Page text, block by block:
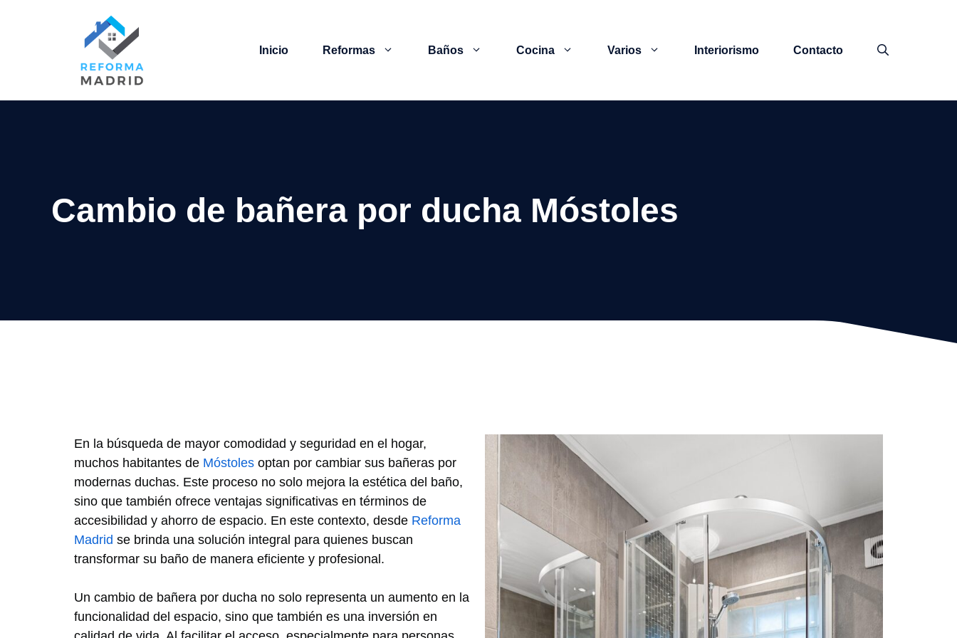
Inicio Reformas Baños Cocina Varios Interiorismo Contacto
Cambio de bañera por ducha Móstoles
En la búsqueda de mayor comodidad y seguridad en el hogar,
muchos habitantes de Móstoles optan por cambiar sus bañeras por
modernas duchas. Este proceso no solo mejora la estética del baño,
sino que también ofrece ventajas significativas en términos de
accesibilidad y ahorro de espacio. En este contexto, desde Reforma
Madrid se brinda una solución integral para quienes buscan
transformar su baño de manera eficiente y profesional.
Un cambio de bañera por ducha no solo representa un aumento en la
funcionalidad del espacio, sino que también es una inversión en